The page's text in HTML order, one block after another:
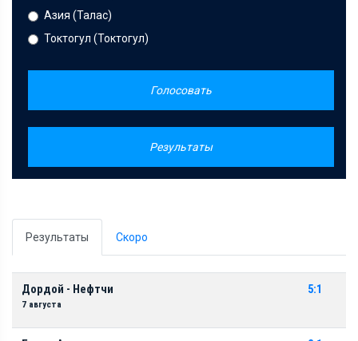
Азия (Талас)
Токтогул (Токтогул)
Голосовать
Результаты
Результаты Скоро
Дордой - Нефтчи
7 августа
5:1